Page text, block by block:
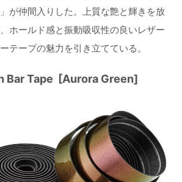
が仲間入りした。上質な艶と輝きを放
ホールド感と振動吸収性の良いレザー
テープの魅力を引き立てている。
Bar Tape [Aurora Green]